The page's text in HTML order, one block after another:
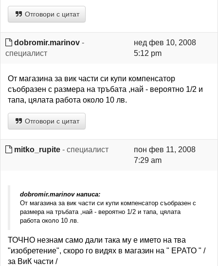
Отговори с цитат
dobromir.marinov -
специалист
нед фев 10, 2008
5:12 pm
От магазина за вик части си купи компенсатор
съобразен с размера на тръбата ,най - вероятно 1/2 и
тапа, цялата работа около 10 лв.
Отговори с цитат
mitko_rupite - специалист
пон фев 11, 2008
7:29 am
dobromir.marinov написа:
От магазина за вик части си купи компенсатор съобразен с
размера на тръбата ,най - вероятно 1/2 и тапа, цялата
работа около 10 лв.
ТОЧНО незнам само дали така му е името на тва
"изобретение", скоро го видях в магазин на " ЕРАТО " /
за ВиК части /